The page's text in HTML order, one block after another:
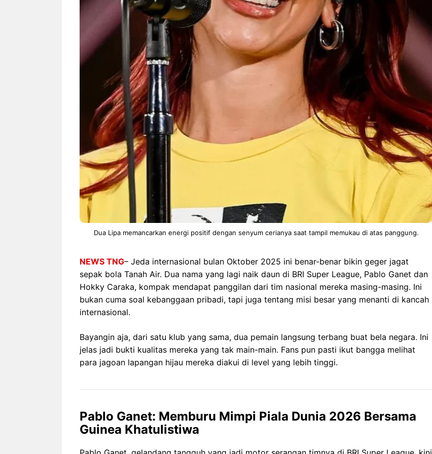
Dua Lipa memancarkan energi positif dengan senyum cerianya saat tampil memukau di atas panggung.
NEWS TNG– Jeda internasional bulan Oktober 2025 ini benar-benar bikin geger jagat
sepak bola Tanah Air. Dua nama yang lagi naik daun di BRI Super League, Pablo Ganet dan
Hokky Caraka, kompak mendapat panggilan dari tim nasional mereka masing-masing. Ini
bukan cuma soal kebanggaan pribadi, tapi juga tentang misi besar yang menanti di kancah
internasional.
Bayangin aja, dari satu klub yang sama, dua pemain langsung terbang buat bela negara. Ini
jelas jadi bukti kualitas mereka yang tak main-main. Fans pun pasti ikut bangga melihat
para jagoan lapangan hijau mereka diakui di level yang lebih tinggi.
Pablo Ganet: Memburu Mimpi Piala Dunia 2026 Bersama
Guinea Khatulistiwa